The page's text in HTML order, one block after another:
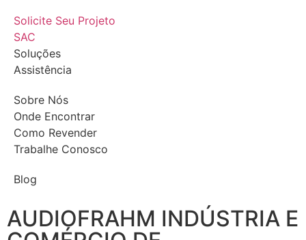
Solicite Seu Projeto
SAC
Soluções
Assistência
Sobre Nós
Onde Encontrar
Como Revender
Trabalhe Conosco
Blog
AUDIOFRAHM INDÚSTRIA E